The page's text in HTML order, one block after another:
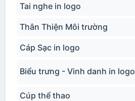
Tai nghe in logo
Thân Thiện Môi trường
Cáp Sạc in logo
Biểu trưng - Vinh danh in logo
Cúp thể thao